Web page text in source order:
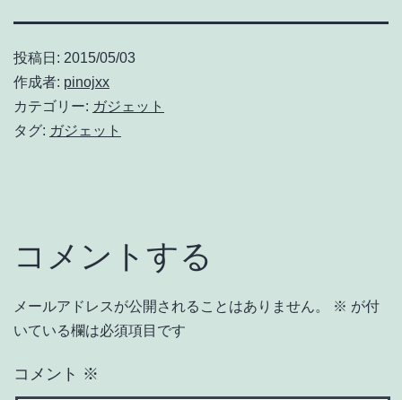
投稿日: 2015/05/03
作成者: pinojxx
カテゴリー: ガジェット
タグ: ガジェット
コメントする
メールアドレスが公開されることはありません。 ※ が付
いている欄は必須項目です
コメント ※